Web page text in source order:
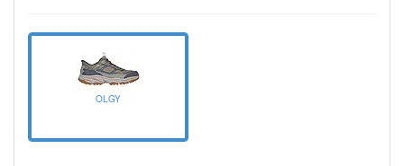
OLGY